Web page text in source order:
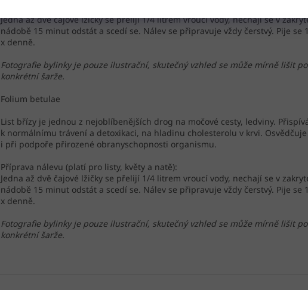
Jedna až dvě čajové lžičky se přelijí 1/4 litrem vroucí vody, nechají se v
nádobě 15 minut odstát a scedí se. Nálev se připravuje vždy čerstvý. Pije se
x denně.
Fotografie bylinky je pouze ilustrační, skutečný vzhled se může mírně lišit
konkrétní šarže.
Folium betulae
List břízy je jednou z nejoblíbenějších drog na močové cesty, ledviny.
k normálnímu trávení a detoxikaci, na hladinu cholesterolu v krvi. Osvědčuje
i při podpoře přirozené obranyschopnosti organismu.
Příprava nálevu (platí pro listy, květy a natě):
Jedna až dvě čajové lžičky se přelijí 1/4 litrem vroucí vody, nechají se v
nádobě 15 minut odstát a scedí se. Nálev se připravuje vždy čerstvý. Pije se
x denně.
Fotografie bylinky je pouze ilustrační, skutečný vzhled se může mírně lišit
konkrétní šarže.